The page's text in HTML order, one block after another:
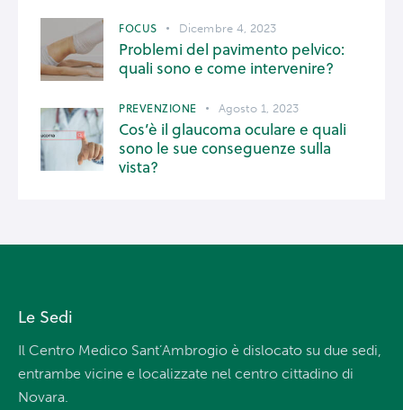
FOCUS Dicembre 4, 2023
Problemi del pavimento pelvico:
quali sono e come intervenire?
PREVENZIONE Agosto 1, 2023
Cos’è il glaucoma oculare e quali
sono le sue conseguenze sulla
vista?
Le Sedi
Il Centro Medico Sant’Ambrogio è dislocato su due sedi,
entrambe vicine e localizzate nel centro cittadino di
Novara.